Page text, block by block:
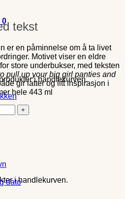
0
i handlekurven.
i handlekurven.
tekst
er en påminnelse om å ta livet
Motivet viser en eldre
store underbukser, med teksten
pull up your big girl panties and
gir latter og litt inspirasjon i
hele 443 ml
dato